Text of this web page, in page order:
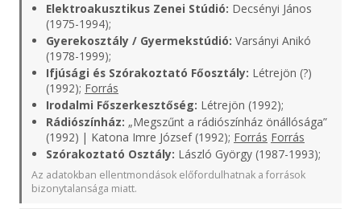
Elektroakusztikus Zenei Stúdió: Decsényi János
(1975-1994);
Gyerekosztály / Gyermekstúdió: Varsányi Anikó
(1978-1999);
Ifjúsági és Szórakoztató Főosztály: Létrejön (?)
(1992); Forrás
Irodalmi Főszerkesztőség: Létrejön (1992);
Rádiószínház: „Megszűnt a rádiószínház önállósága”
(1992) | Katona Imre József (1992); Forrás Forrás
Szórakoztató Osztály: László György (1987-1993);
Az adatokban ellentmondások előfordulhatnak a források
bizonytalansága miatt.